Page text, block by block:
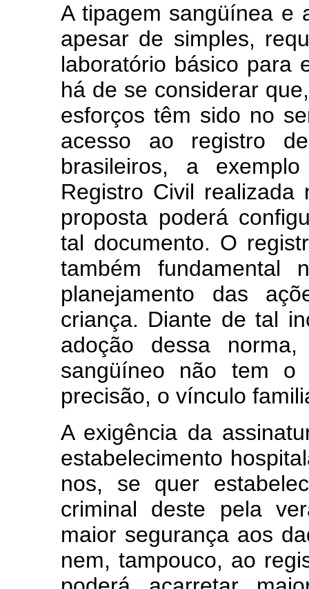
A tipagem sangüínea e
apesar de simples,
laboratório básico para
há de se considerar
esforços têm sido no
acesso ao registro
brasileiros, a
Registro Civil
proposta poderá
tal documento. O
também
planejamento das
criança. Diante de tal
adoção dessa
sangüíneo não tem o
precisão, o vínculo
A exigência da
estabelecimento
nos, se quer
criminal deste pela
maior segurança aos
nem, tampouco, ao